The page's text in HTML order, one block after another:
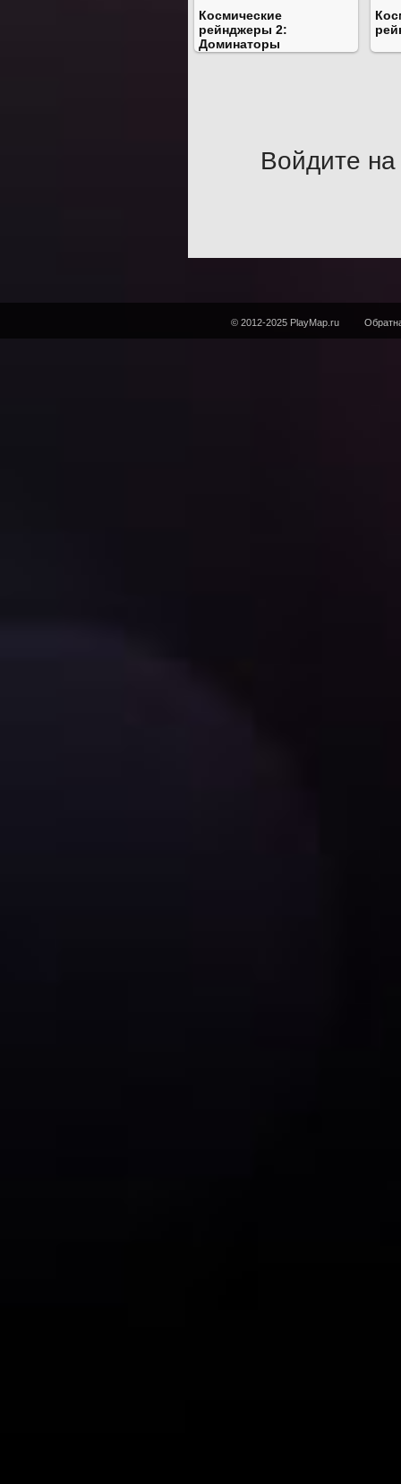
Космические
рейнджеры 2:
Доминаторы
Войдите на
© 2012-2025 PlayMap.ru